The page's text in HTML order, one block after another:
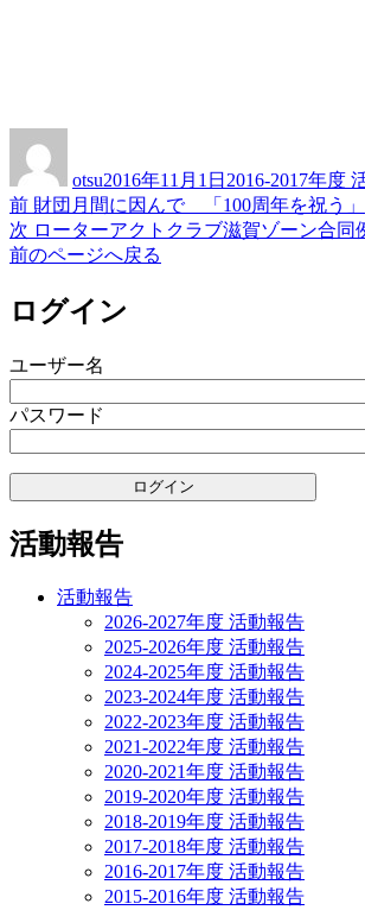
者
otsu日:
2016年11月1日ゴ
リ
ー
2016-2017年度
投
稿
ビ
ゲ
ー
シ
ョ
前 前
の
投
財団月間に因んで 「100周年を祝う」
次 次
の
稿:
ローターアクトクラブ滋賀ゾーン合同
前のページへ戻る
ログイン
ユーザー名
パスワード
活動報告
活動報告
2026-2027年度 活動報告
2025-2026年度 活動報告
2024-2025年度 活動報告
2023-2024年度 活動報告
2022-2023年度 活動報告
2021-2022年度 活動報告
2020-2021年度 活動報告
2019-2020年度 活動報告
2018-2019年度 活動報告
2017-2018年度 活動報告
2016-2017年度 活動報告
2015-2016年度 活動報告